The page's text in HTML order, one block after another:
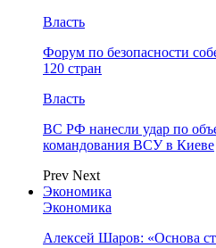
Власть
Форум по безопасности
120 стран
Власть
ВС РФ нанесли удар по
командования ВСУ в Киеве
Prev Next
Экономика
Экономика
Алексей Шаров: «Основа